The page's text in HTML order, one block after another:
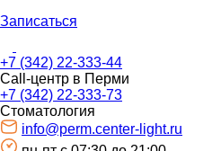
Записаться
+7 (342) 22-333-44
Call-центр в Перми
+7 (342) 22-333-73
Стоматология
info@perm.center-light.ru